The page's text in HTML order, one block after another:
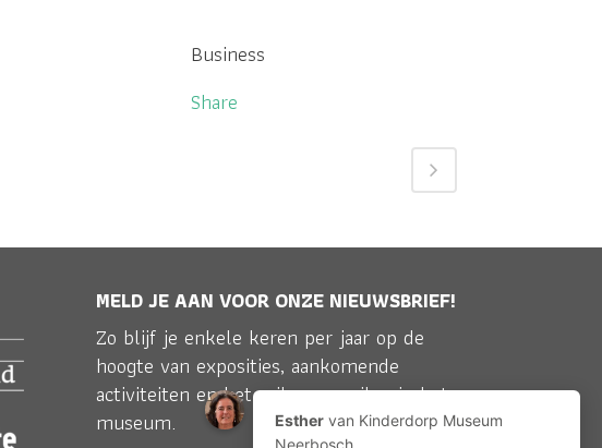
Business
Share
MELD JE AAN VOOR ONZE NIEUWSBRIEF!
Zo blijf je enkele keren per jaar op de
hoogte van exposities, aankomende
activiteiten en het reilen en zeilen in het
museum.